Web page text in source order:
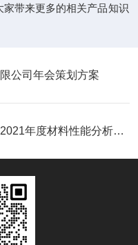
带来更多的相关产品知识
公司年会策划方案
我司受邀参加温州市2021年度材料性能分析与检测高级研修班